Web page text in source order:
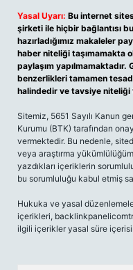
Yasal Uyarı: Bu internet
şirketi ile hiçbir bağlantısı
hazırladığımız makaleler
haber niteliği taşımamakta
paylaşım
benzerlikleri tamamen
halindedir ve tavsiye niteliği
Sitemiz, 5651 Sayılı Kanun
Kurumu (BTK) tarafından
vermektedir. Bu nedenle,
veya araştırma
yazdıkları içeriklerin
bu sorumluluğu kabul etmiş
Hukuka ve yasal
içerikleri,
ilgili içerikler yasal süre